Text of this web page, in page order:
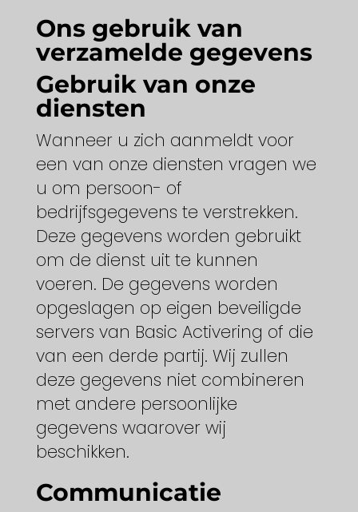
Ons gebruik van
verzamelde gegevens
Gebruik van onze
diensten
Wanneer u zich aanmeldt voor
een van onze diensten vragen we
u om persoon- of
bedrijfsgegevens te verstrekken.
Deze gegevens worden gebruikt
om de dienst uit te kunnen
voeren. De gegevens worden
opgeslagen op eigen beveiligde
servers van Basic Activering of die
van een derde partij. Wij zullen
deze gegevens niet combineren
met andere persoonlijke
gegevens waarover wij
beschikken.
Communicatie